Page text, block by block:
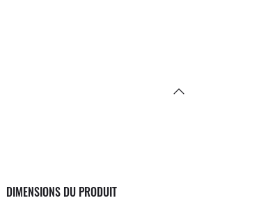
DIMENSIONS DU PRODUIT